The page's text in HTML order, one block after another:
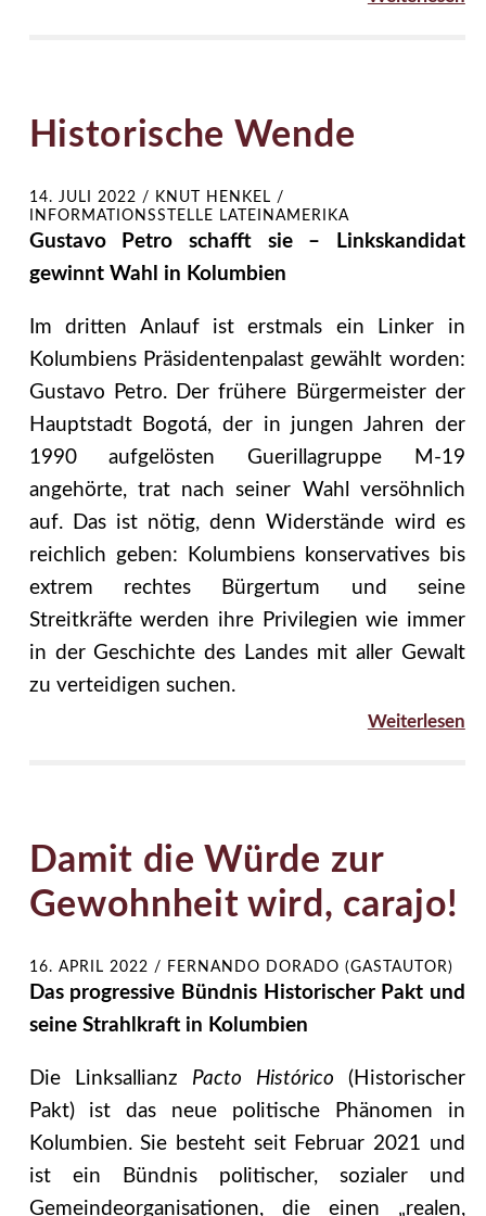
Historische Wende
14. JULI 2022 /
KNUT HENKEL /
INFORMATIONSSTELLE LATEINAMERIKA
Gustavo Petro schafft sie – Linkskandidat
gewinnt Wahl in Kolumbien
Im dritten Anlauf ist erstmals ein Linker in
Kolumbiens Präsidentenpalast gewählt worden:
Gustavo Petro. Der frühere Bürgermeister der
Hauptstadt Bogotá, der in jungen Jahren der
1990 aufgelösten Guerillagruppe M-19
angehörte, trat nach seiner Wahl versöhnlich
auf. Das ist nötig, denn Widerstände wird es
reichlich geben: Kolumbiens konservatives bis
extrem rechtes Bürgertum und seine
Streitkräfte werden ihre Privilegien wie immer
in der Geschichte des Landes mit aller Gewalt
zu verteidigen suchen.
Weiterlesen
Damit die Würde zur
Gewohnheit wird, carajo!
16. APRIL 2022 / FERNANDO DORADO (GASTAUTOR)
Das progressive Bündnis Historischer Pakt und
seine Strahlkraft in Kolumbien
Die Linksallianz Pacto Histórico (Historischer
Pakt) ist das neue politische Phänomen in
Kolumbien. Sie besteht seit Februar 2021 und
ist ein Bündnis politischer, sozialer und
Gemeindeorganisationen, die einen „realen,